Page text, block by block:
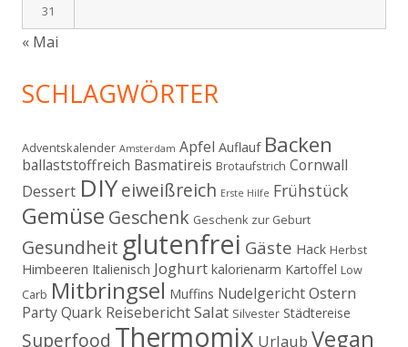
31
« Mai
SCHLAGWÖRTER
Adventskalender Amsterdam Apfel Auflauf Backen
ballaststoffreich Basmatireis Brotaufstrich Cornwall
Dessert DIYeiweißreich Erste Hilfe Frühstück
Gemüse Geschenk Geschenk zur Geburt
Gesundheit glutenfrei Gäste Hack Herbst
Himbeeren Italienisch Joghurt kalorienarm Kartoffel Low
Carb Mitbringsel Muffins NudelgerichtOstern
PartyQuark ReiseberichtSalat Silvester Städtereise
Superfood Thermomix Urlaub Vegan